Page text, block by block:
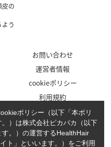
の
う
お問い合わせ
運営者情報
cookieポリシー
利用規約
プライバシーポリシー
ポリシー（以下「本ポリ
）は株式会社ピカパカ（以下
す。）の運営するHealthHair
ト」といいます。）をご利用